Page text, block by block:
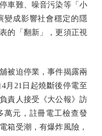
難、噪音污染等「小
變成影響社會穩定的隱
的「翻新」，更須正視
迫停業，事件揭露兩
月21日起燒斷後停電至
責人接受《大公報》訪
萬元，註冊電工檢查發
箱受潮，有爆炸風險，